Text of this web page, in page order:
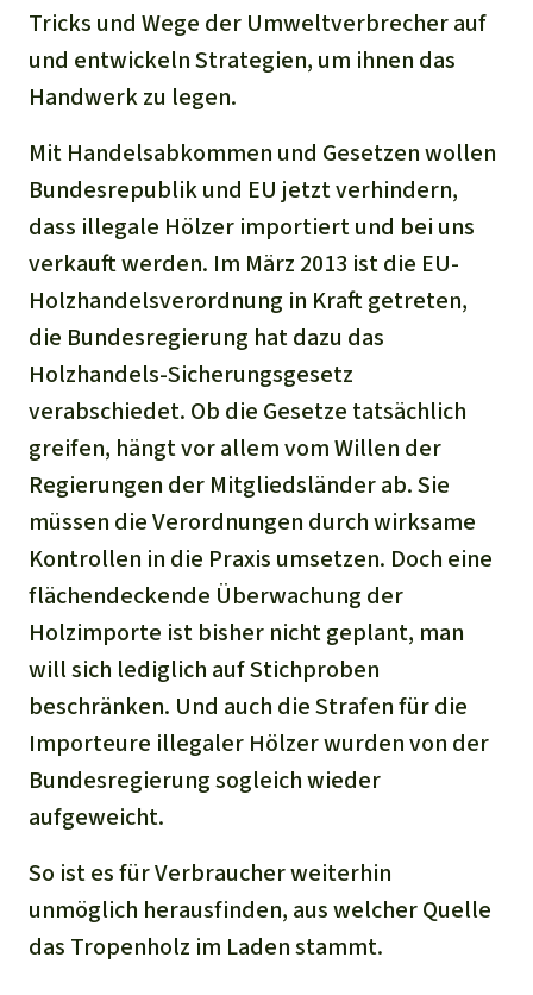
Tricks und Wege der Umweltverbrecher auf
und entwickeln Strategien, um ihnen das
Handwerk zu legen.
Mit Handelsabkommen und Gesetzen wollen
Bundesrepublik und EU jetzt verhindern,
dass illegale Hölzer importiert und bei uns
verkauft werden. Im März 2013 ist die EU-
Holzhandelsverordnung in Kraft getreten,
die Bundesregierung hat dazu das
Holzhandels-Sicherungsgesetz
verabschiedet. Ob die Gesetze tatsächlich
greifen, hängt vor allem vom Willen der
Regierungen der Mitgliedsländer ab. Sie
müssen die Verordnungen durch wirksame
Kontrollen in die Praxis umsetzen. Doch eine
flächendeckende Überwachung der
Holzimporte ist bisher nicht geplant, man
will sich lediglich auf Stichproben
beschränken. Und auch die Strafen für die
Importeure illegaler Hölzer wurden von der
Bundesregierung sogleich wieder
aufgeweicht.
So ist es für Verbraucher weiterhin
unmöglich herausfinden, aus welcher Quelle
das Tropenholz im Laden stammt.